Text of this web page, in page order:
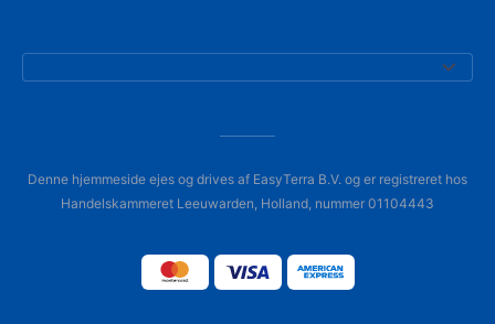
Denne hjemmeside ejes og drives af EasyTerra B.V. og er registreret hos
Handelskammeret Leeuwarden, Holland, nummer 01104443